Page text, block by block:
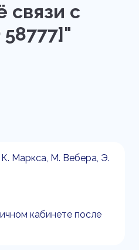
связи с
Маркса, М. Вебера, Э.
кабинете после